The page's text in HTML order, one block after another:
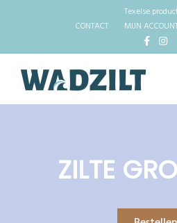
Texelse
CONTACT
MIJN
Facebook
ZILTE